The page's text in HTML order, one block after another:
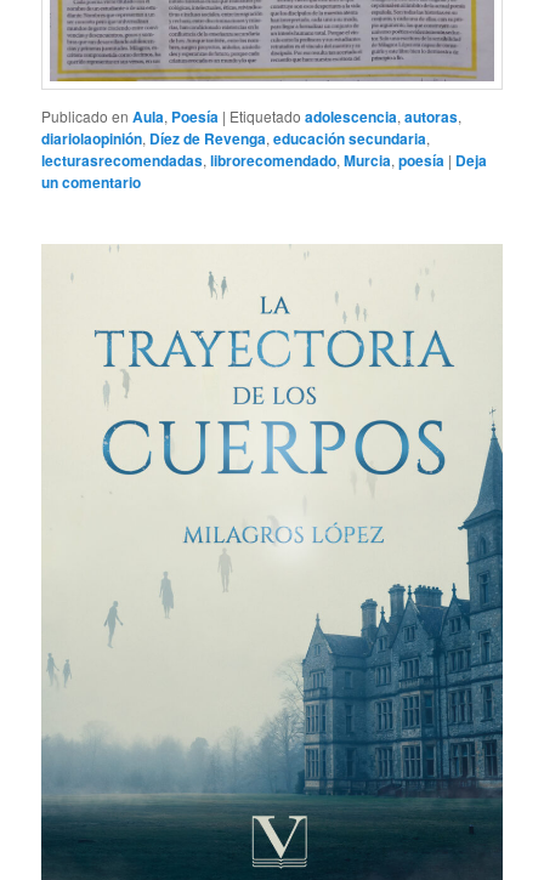
Publicado en Aula, Poesía | Etiquetado adolescencia,autoras,
diariolaopinión, Díez de Revenga,educación secundaria,
lecturasrecomendadas,librorecomendado,Murcia,poesía | Deja
un comentario